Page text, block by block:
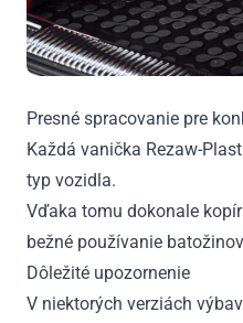
Presné spracovanie pre
Každá vanička Rezaw-
typ vozidla.
Vďaka tomu dokonale
bežné používanie
Dôležité upozornenie
V niektorých verziách